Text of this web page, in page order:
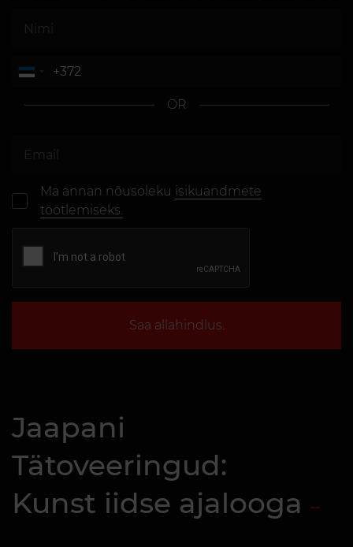
OR
Ma annan nõusoleku isikuandmete
töötlemiseks.
Saa allahindlus.
Jaapani
Tätoveeringud:
Kunst iidse ajalooga